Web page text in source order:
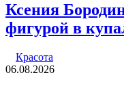
Ксения
фигурой в
Красота
06.08.2026